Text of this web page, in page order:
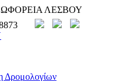
ΛΕΣΒΟΥ
Δρομολογίων